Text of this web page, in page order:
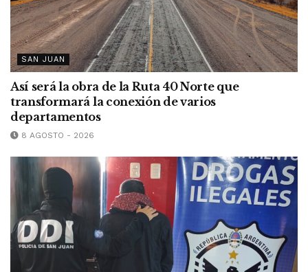
SAN JUAN
Así será la obra de la Ruta 40 Norte que
transformará la conexión de varios
departamentos
8 AGOSTO - 2026